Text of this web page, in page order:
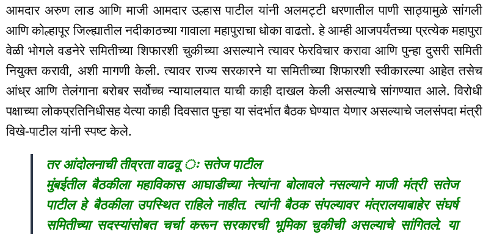
आमदार अरुण लाड आणि माजी आमदार उल्हास पाटील यांनी अलमट्टी धरणातील पाणी साठ्यामुळे सांगली
आणि कोल्हापूर जिल्ह्यातील नदीकाठच्या गावाला महापुराचा धोका वाढतो. हे आम्ही आजपर्यंतच्या प्रत्येक महापुरा
वेळी भोगले वडनेरे समितीच्या शिफारशी चुकीच्या असल्याने त्यावर फेरविचार करावा आणि पुन्हा दुसरी समिती
नियुक्त करावी, अशी मागणी केली. त्यावर राज्य सरकारने या समितीच्या शिफारशी स्वीकारल्या आहेत तसेच
आंध्र आणि तेलंगाना बरोबर सर्वोच्च न्यायालयात याची काही दाखल केली असल्याचे सांगण्यात आले. विरोधी
पक्षाच्या लोकप्रतिनिधीसह येत्या काही दिवसात पुन्हा या संदर्भात बैठक घेण्यात येणार असल्याचे जलसंपदा मंत्री
विखे-पाटील यांनी स्पष्ट केले.
तर आंदोलनाची तीव्रता वाढवू ः सतेज पाटील
मुंबईतील बैठकीला महाविकास आघाडीच्या नेत्यांना बोलावले नसल्याने माजी मंत्री सतेज
पाटील हे बैठकीला उपस्थित राहिले नाहीत. त्यांनी बैठक संपल्यावर मंत्रालयाबाहेर संघर्ष
समितीच्या सदस्यांसोबत चर्चा करून सरकारची भूमिका चुकीची असल्याचे सांगितले. या